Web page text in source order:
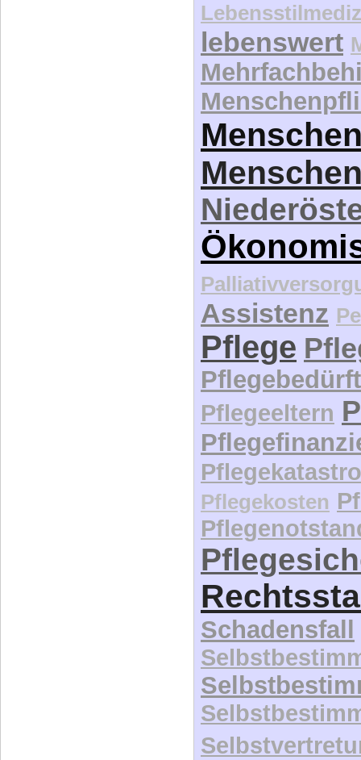
lebenswert
Assistenz
Pflege
Pflegeeltern
Pflegekosten
Schadensfall